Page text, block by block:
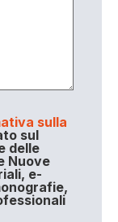
sulla
sul
delle
Nuove
e-